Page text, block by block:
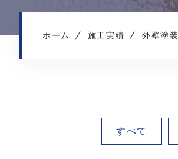
ホーム 施工実績 外壁塗装
すべて